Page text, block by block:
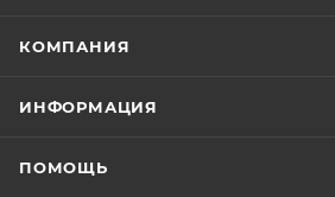
КОМПАНИЯ
ИНФОРМАЦИЯ
ПОМОЩЬ